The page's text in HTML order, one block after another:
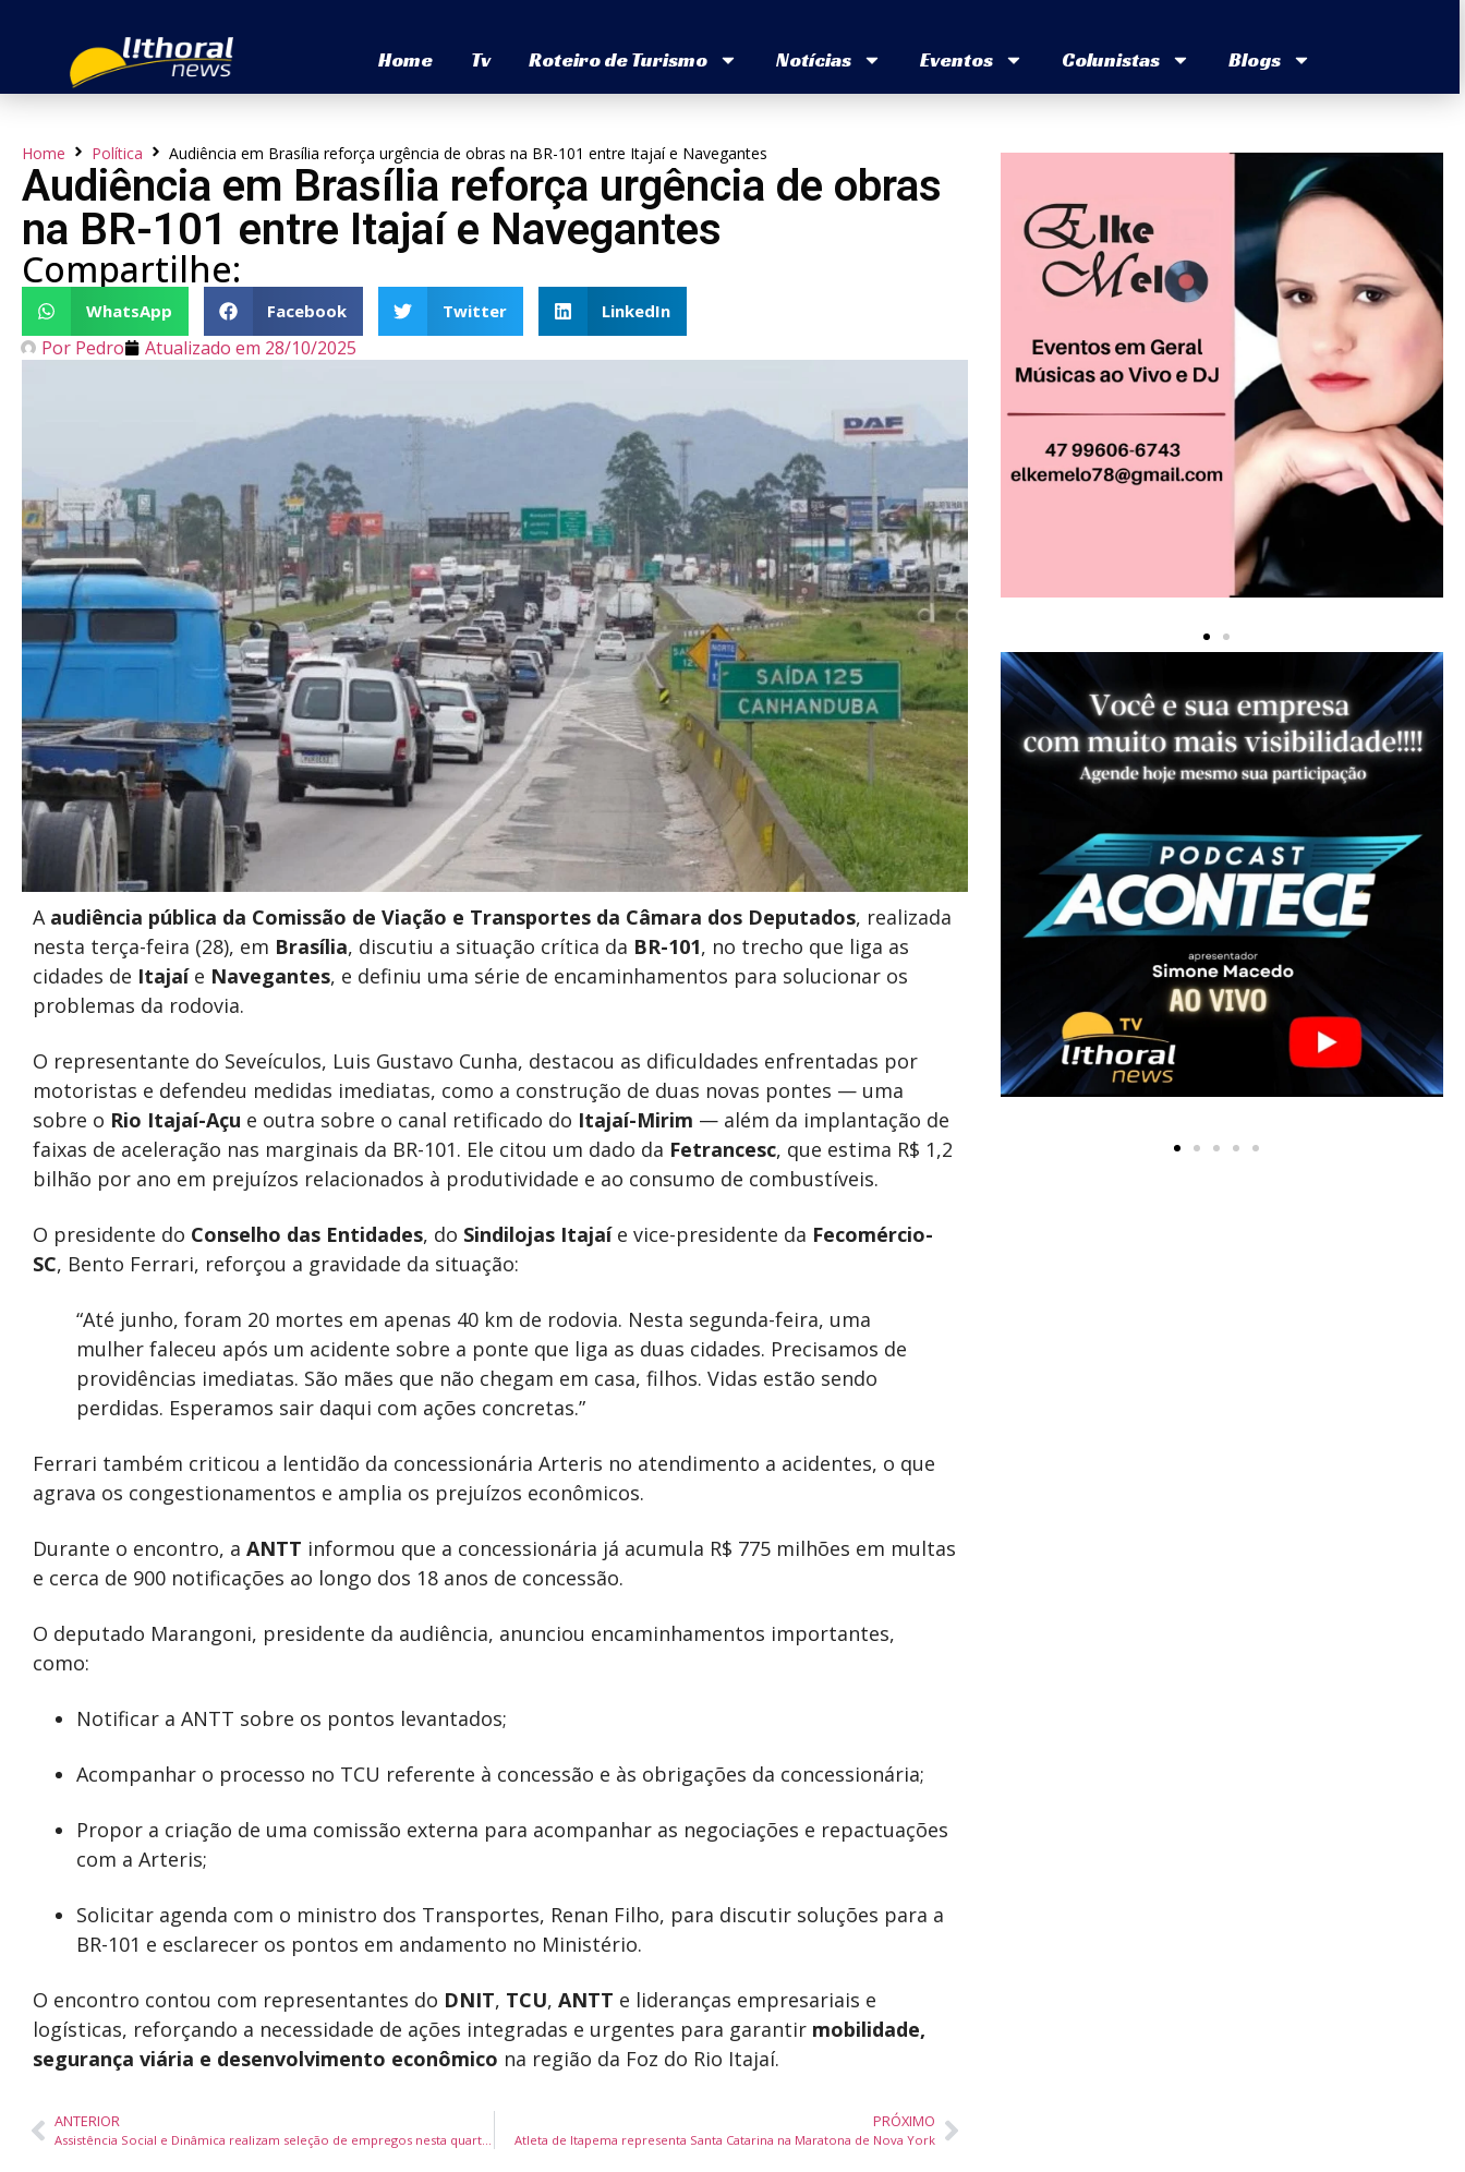
Home Tv Roteiro de Turismo Notícias Eventos Colunistas Blogs
Home Política Audiência em Brasília reforça urgência de obras na BR-101 entre Itajaí e Navegantes
Audiência em Brasília reforça urgência de obras
na BR-101 entre Itajaí e Navegantes
Compartilhe:
WhatsApp Facebook Twitter LinkedIn
Por Pedro Atualizado em 28/10/2025
A audiência pública da Comissão de Viação e Transportes da Câmara dos Deputados, realizada
nesta terça-feira (28), em Brasília, discutiu a situação crítica da BR-101, no trecho que liga as
cidades de Itajaíe Navegantes, e definiu uma série de encaminhamentos para solucionar os
problemas da rodovia.
O representante do Seveículos, Luis Gustavo Cunha, destacou as dificuldades enfrentadas por
motoristas e defendeu medidas imediatas, como a construção de duas novas pontes — uma
sobre o Rio Itajaí-Açu e outra sobre o canal retificado do Itajaí-Mirim — além da implantação de
faixas de aceleração nas marginais da BR-101. Ele citou um dado da Fetrancesc, que estima R$ 1,2
bilhão por ano em prejuízos relacionados à produtividade e ao consumo de combustíveis.
O presidente do Conselho das Entidades, do Sindilojas Itajaíe vice-presidente da Fecomércio-
SC, Bento Ferrari, reforçou a gravidade da situação:
“Até junho, foram 20 mortes em apenas 40 km de rodovia. Nesta segunda-feira, uma
mulher faleceu após um acidente sobre a ponte que liga as duas cidades. Precisamos de
providências imediatas. São mães que não chegam em casa, filhos. Vidas estão sendo
perdidas. Esperamos sair daqui com ações concretas.”
Ferrari também criticou a lentidão da concessionária Arteris no atendimento a acidentes, o que
agrava os congestionamentos e amplia os prejuízos econômicos.
Durante o encontro, a ANTT informou que a concessionária já acumula R$ 775 milhões em multas
e cerca de 900 notificações ao longo dos 18 anos de concessão.
O deputado Marangoni, presidente da audiência, anunciou encaminhamentos importantes,
como:
Notificar a ANTT sobre os pontos levantados;
Acompanhar o processo no TCU referente à concessão e às obrigações da concessionária;
Propor a criação de uma comissão externa para acompanhar as negociações e repactuações
com a Arteris;
Solicitar agenda com o ministro dos Transportes, Renan Filho, para discutir soluções para a
BR-101 e esclarecer os pontos em andamento no Ministério.
O encontro contou com representantes do DNIT, TCU, ANTT e lideranças empresariais e
logísticas, reforçando a necessidade de ações integradas e urgentes para garantir mobilidade,
segurança viária e desenvolvimento econômico na região da Foz do Rio Itajaí.
ANTERIOR
Assistência Social e Dinâmica realizam seleção de empregos nesta quarta-feira em Balneário Piçarras
PRÓXIMO
Atleta de Itapema representa Santa Catarina na Maratona de Nova York